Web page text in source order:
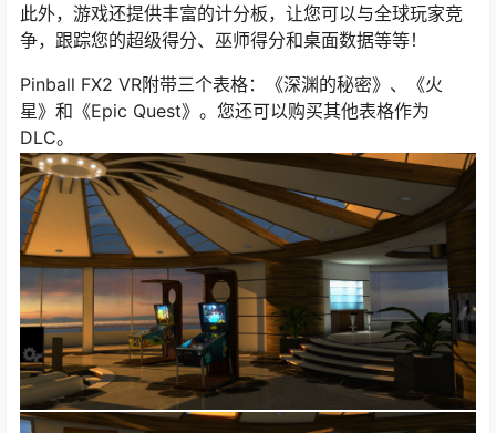
此外，游戏还提供丰富的计分板，让您可以与全球玩家竞
争，跟踪您的超级得分、巫师得分和桌面数据等等！
Pinball FX2 VR附带三个表格：《深渊的秘密》、《火
星》和《Epic Quest》。您还可以购买其他表格作为
DLC。